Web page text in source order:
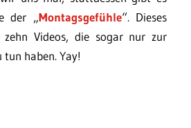
der „Montagsgefühle“. Dieses
Videos, die sogar nur zur
haben. Yay!